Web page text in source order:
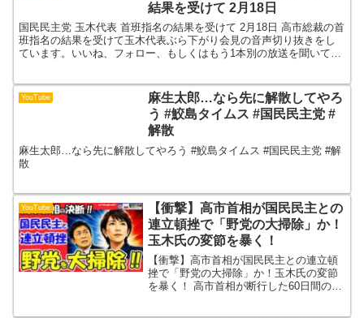
結果を受けて 2月18日
国民民主党 玉木代表 首班指名の結果を受けて 2月18日 高市総裁の首
班指名の結果を受けて玉木代表ぶら下がり会見の音声切り抜きをし
ています。いいね、フォロー、もしくはもう1本別の放送を聞いて貰
YouTube
麻生太郎…なら先に解散してやろ
う #鮫島タイムス #国民民主党 #
解散
麻生太郎…なら先に解散してやろう #鮫島タイムス #国民民主党 #解
散
YouTube
【衝撃】高市首相が国民民主との
連立頓挫で「野党の大掃除」か！
玉木氏の変節を暴く！
【衝撃】高市首相が国民民主との連立頓
挫で「野党の大掃除」か！玉木氏の変節
を暴く！ 高市首相が断行した60日間の会